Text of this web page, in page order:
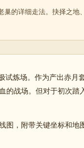
的详细走法。抉择之
试炼场。作为产出赤月
的战场。但对于初次
图，附带关键坐标和地